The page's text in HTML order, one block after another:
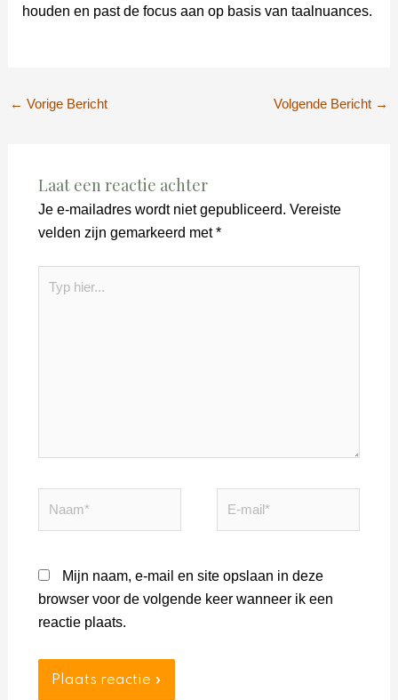
houden en past de focus aan op basis van taalnuances.
← Vorige Bericht Volgende Bericht →
Laat een reactie achter
Je e-mailadres wordt niet gepubliceerd. Vereiste
velden zijn gemarkeerd met*
hier...
Mijn naam, e-mail en site opslaan in deze
browser voor de volgende keer wanneer ik een
reactie plaats.